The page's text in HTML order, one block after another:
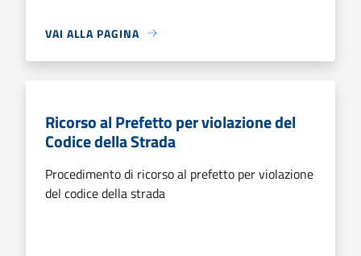
VAI ALLA PAGINA
Ricorso al Prefetto per violazione del
Codice della Strada
Procedimento di ricorso al prefetto per violazione
del codice della strada